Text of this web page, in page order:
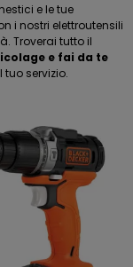
e le tue
i nostri elettroutensili
Troverai tutto il
e fai da te
servizio.